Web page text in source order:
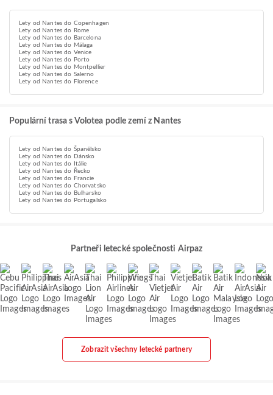
Lety od Nantes do Copenhagen
Lety od Nantes do Rome
Lety od Nantes do Barcelona
Lety od Nantes do Málaga
Lety od Nantes do Venice
Lety od Nantes do Porto
Lety od Nantes do Montpellier
Lety od Nantes do Salerno
Lety od Nantes do Florence
Populární trasa s Volotea podle zemí z Nantes
Lety od Nantes do Španělsko
Lety od Nantes do Dánsko
Lety od Nantes do Itálie
Lety od Nantes do Řecko
Lety od Nantes do Francie
Lety od Nantes do Chorvatsko
Lety od Nantes do Bulharsko
Lety od Nantes do Portugalsko
Partneři letecké společnosti Airpaz
Zobrazit všechny letecké partnery